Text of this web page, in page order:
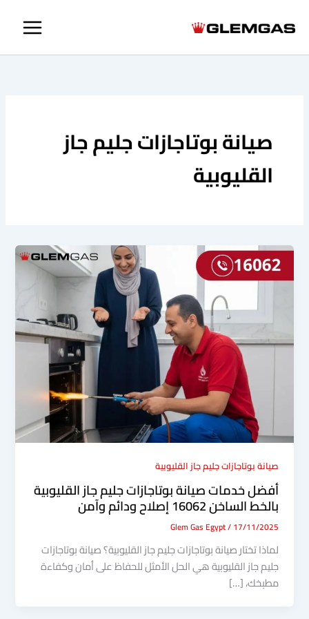
صيانة بوتاجازات جليم جاز
القليوبية
صيانة بوتاجازات جليم جاز القليوبية
أفضل خدمات صيانة بوتاجازات جليم جاز القليوبية
بالخط الساخن 16062 إصلاح ودائم وآمن
Glem Gas Egypt/17/11/2025
لماذا تختار صيانة بوتاجازات جليم جاز القليوبية؟ صيانة بوتاجازات
جليم جاز القليوبية هي الحل الأمثل للحفاظ على أمان وكفاءة
مطبخك، […]